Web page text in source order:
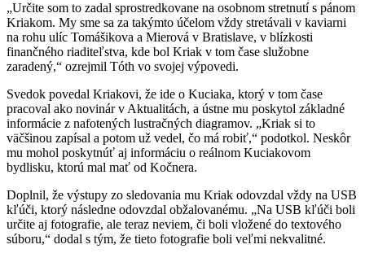
„Určite som to zadal sprostredkovane na osobnom stretnutí s pánom
Kriakom. My sme sa za takýmto účelom vždy stretávali v kaviarni
na rohu ulíc Tomášikova a Mierová v Bratislave, v blízkosti
finančného riaditeľstva, kde bol Kriak v tom čase služobne
zaradený,“ ozrejmil Tóth vo svojej výpovedi.
Svedok povedal Kriakovi, že ide o Kuciaka, ktorý v tom čase
pracoval ako novinár v Aktualitách, a ústne mu poskytol základné
informácie z nafotených lustračných diagramov. „Kriak si to
väčšinou zapísal a potom už vedel, čo má robiť,“ podotkol. Neskôr
mu mohol poskytnúť aj informáciu o reálnom Kuciakovom
bydlisku, ktorú mal mať od Kočnera.
Doplnil, že výstupy zo sledovania mu Kriak odovzdal vždy na USB
kľúči, ktorý následne odovzdal obžalovanému. „Na USB kľúči boli
určite aj fotografie, ale teraz neviem, či boli vložené do textového
súboru,“ dodal s tým, že tieto fotografie boli veľmi nekvalitné.